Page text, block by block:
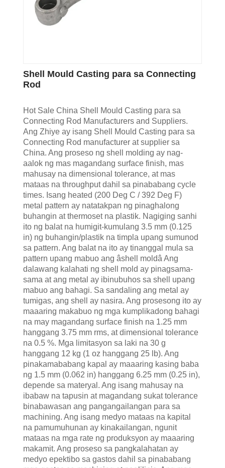
Shell Mould Casting para sa Connecting
Rod
Hot Sale China Shell Mould Casting para sa
Connecting Rod Manufacturers and Suppliers.
Ang Zhiye ay isang Shell Mould Casting para sa
Connecting Rod manufacturer at supplier sa
China. Ang proseso ng shell molding ay nag-
aalok ng mas magandang surface finish, mas
mahusay na dimensional tolerance, at mas
mataas na throughput dahil sa pinababang cycle
times. Isang heated (200 Deg C / 392 Deg F)
metal pattern ay natatakpan ng pinaghalong
buhangin at thermoset na plastik. Nagiging sanhi
ito ng balat na humigit-kumulang 3.5 mm (0.125
in) ng buhangin/plastik na timpla upang sumunod
sa pattern. Ang balat na ito ay tinanggal mula sa
pattern upang mabuo ang âshell moldâ Ang
dalawang kalahati ng shell mold ay pinagsama-
sama at ang metal ay ibinubuhos sa shell upang
mabuo ang bahagi. Sa sandaling ang metal ay
tumigas, ang shell ay nasira. Ang prosesong ito ay
maaaring makabuo ng mga kumplikadong bahagi
na may magandang surface finish na 1.25 mm
hanggang 3.75 mm rms, at dimensional tolerance
na 0.5 %. Mga limitasyon sa laki na 30 g
hanggang 12 kg (1 oz hanggang 25 lb). Ang
pinakamababang kapal ay maaaring kasing baba
ng 1.5 mm (0.062 in) hanggang 6.25 mm (0.25 in),
depende sa materyal. Ang isang mahusay na
ibabaw na tapusin at magandang sukat tolerance
binabawasan ang pangangailangan para sa
machining. Ang isang medyo mataas na kapital
na pamumuhunan ay kinakailangan, ngunit
mataas na mga rate ng produksyon ay maaaring
makamit. Ang proseso sa pangkalahatan ay
medyo epektibo sa gastos dahil sa pinababang